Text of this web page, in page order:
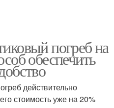
погреб на
обеспечить
действительно
стоимость уже на 20%